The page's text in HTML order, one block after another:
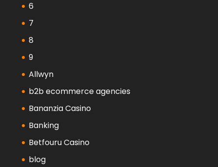
6
7
8
9
Allwyn
b2b ecommerce agencies
Bananzia Casino
Banking
Betfouru Casino
blog